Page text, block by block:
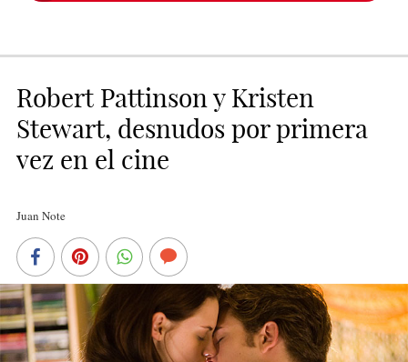
Robert Pattinson y Kristen
Stewart, desnudos por primera
vez en el cine
Juan Note